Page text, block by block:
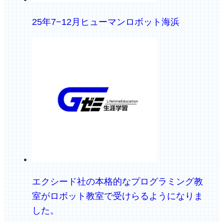
25年7−12月ヒューマンロボット海浜
エクシード社の本格的なプログラミング教
室がロボット教室で受けらるようになりま
した。